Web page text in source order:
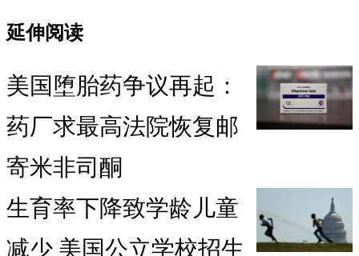
延伸阅读
美国堕胎药争议再起：
药厂求最高法院恢复邮
寄米非司酮
生育率下降致学龄儿童
减少 美国公立学校招生